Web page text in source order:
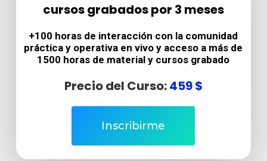
cursos grabados por 3 meses
+100 horas de interacción con la comunidad
práctica y operativa en vivo y acceso a más de
1500 horas de material y cursos grabado
Precio del Curso:459 $
Inscribirme